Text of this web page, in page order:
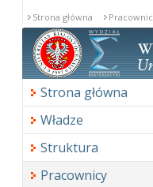
Strona główna
Strona główna
Władze
Struktura
Pracownicy